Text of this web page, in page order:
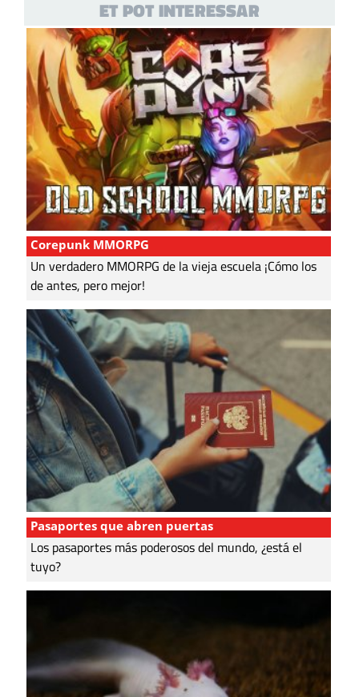
ET POT INTERESSAR
Corepunk MMORPG
Un verdadero MMORPG de la vieja escuela ¡Cómo los
de antes, pero mejor!
Pasaportes que abren puertas
Los pasaportes más poderosos del mundo, ¿está el
tuyo?